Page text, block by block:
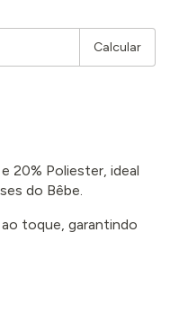
Calcular
20% Poliester, ideal
do Bêbe.
toque, garantindo